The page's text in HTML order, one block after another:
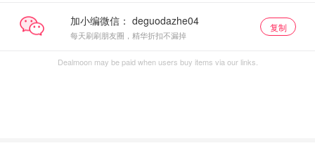
加小编微信：
每天刷刷朋友圈，精华折扣不漏掉
复制
Dealmoon may be paid when users buy items via our links.